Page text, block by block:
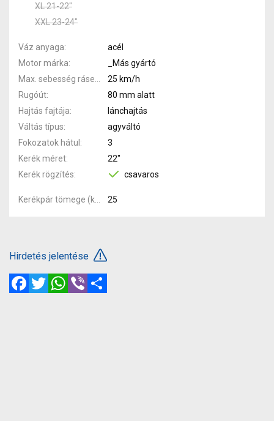
XL 21-22"
XXL 23-24"
Váz anyaga
acél
Motor márka
_Más gyártó
25 km/h
Rugóút
80 mm alatt
Hajtás fajtája
lánchajtás
Váltás típus
agyváltó
Fokozatok hátul
3
Kerék méret
22"
Kerék rögzítés
csavaros
25
Hirdetés jelentése
FacebookTwitterWhatsApp
Viber